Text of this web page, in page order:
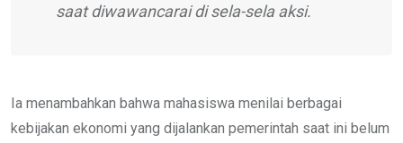
saat diwawancarai di sela-sela aksi.
Ia menambahkan bahwa mahasiswa menilai berbagai
kebijakan ekonomi yang dijalankan pemerintah saat ini belum